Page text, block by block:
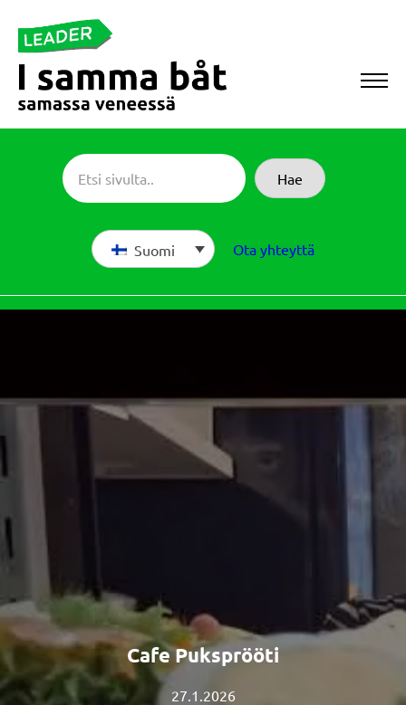
suoraan
sisältöön
Sameboat
Hae
Ota yhteyttä
Suomi
Cafe Puksprööti
27.1.2026